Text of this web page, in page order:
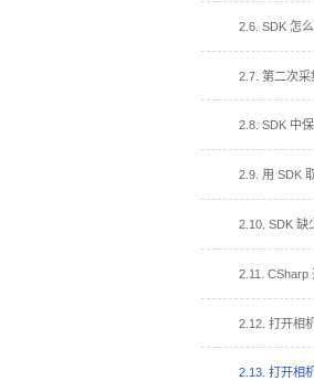
2.6. SDK 怎
2.10. SDK 缺